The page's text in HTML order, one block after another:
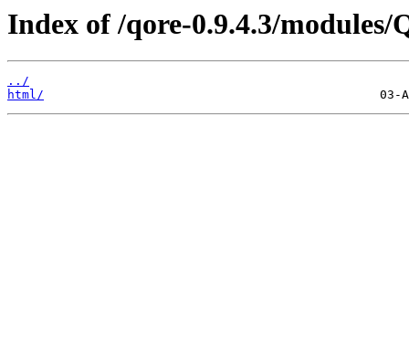
Index of /qore-0.9.4.3/modules/
../
html/